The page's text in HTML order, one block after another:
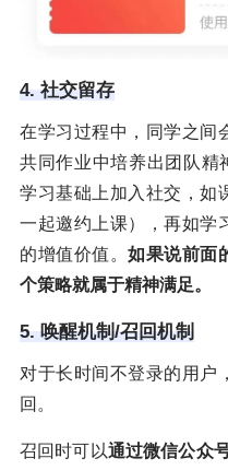
4. 社交留存
在学习过程中，同学之间
共同作业中培养出团队精
学习基础上加入社交，如
一起邀约上课），再如学
的增值价值。 如果说前面
个策略就属于精神满足。
5. 唤醒机制/召回机制
对于长时间不登录的用户
回。
召回时可以通过微信公众